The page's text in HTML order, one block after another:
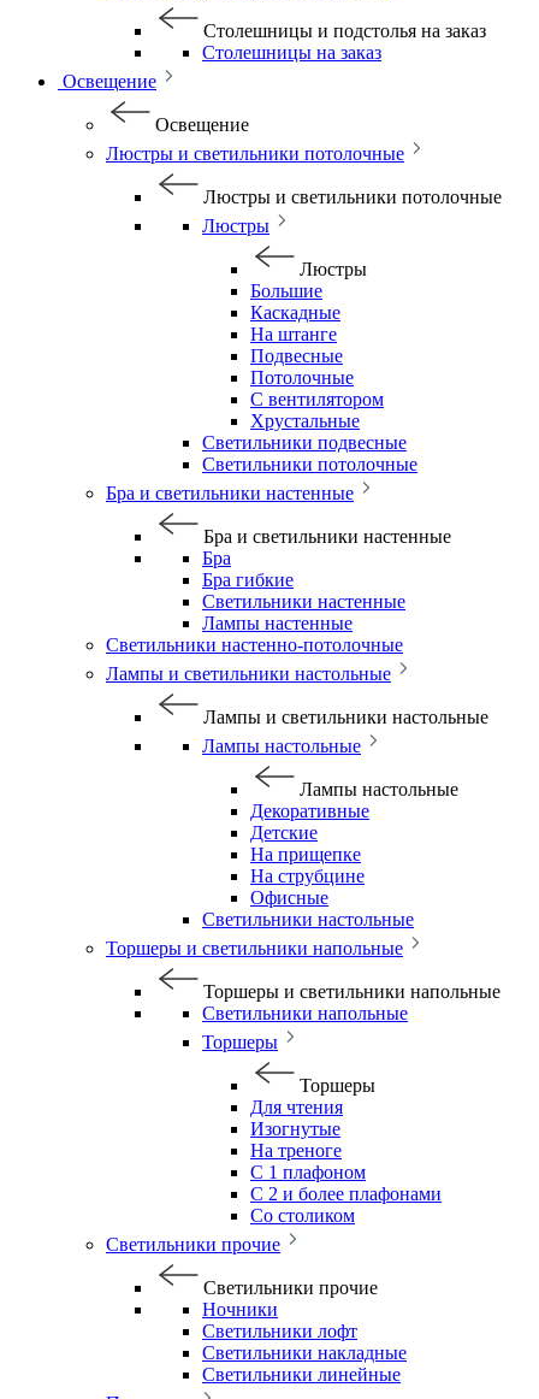
Столешницы и подстолья на заказ
Столешницы на заказ
Освещение
Освещение
Люстры и светильники потолочные
Люстры и светильники потолочные
Люстры
Люстры
Большие
Каскадные
На штанге
Подвесные
Потолочные
С вентилятором
Хрустальные
Светильники подвесные
Светильники потолочные
Бра и светильники настенные
Бра и светильники настенные
Бра
Бра гибкие
Светильники настенные
Лампы настенные
Светильники настенно-потолочные
Лампы и светильники настольные
Лампы и светильники настольные
Лампы настольные
Лампы настольные
Декоративные
Детские
На прищепке
На струбцине
Офисные
Светильники настольные
Торшеры и светильники напольные
Торшеры и светильники напольные
Светильники напольные
Торшеры
Торшеры
Для чтения
Изогнутые
На треноге
С 1 плафоном
С 2 и более плафонами
Со столиком
Светильники прочие
Светильники прочие
Ночники
Светильники лофт
Светильники накладные
Светильники линейные